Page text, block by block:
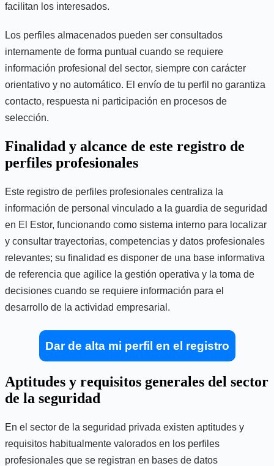
facilitan los interesados.
Los perfiles almacenados pueden ser consultados
internamente de forma puntual cuando se requiere
información profesional del sector, siempre con carácter
orientativo y no automático. El envío de tu perfil no garantiza
contacto, respuesta ni participación en procesos de
selección.
Finalidad y alcance de este registro de
perfiles profesionales
Este registro de perfiles profesionales centraliza la
información de personal vinculado a la guardia de seguridad
en El Estor, funcionando como sistema interno para localizar
y consultar trayectorias, competencias y datos profesionales
relevantes; su finalidad es disponer de una base informativa
de referencia que agilice la gestión operativa y la toma de
decisiones cuando se requiere información para el
desarrollo de la actividad empresarial.
Dar de alta mi perfil en el registro
Aptitudes y requisitos generales del sector
de la seguridad
En el sector de la seguridad privada existen aptitudes y
requisitos habitualmente valorados en los perfiles
profesionales que se registran en bases de datos